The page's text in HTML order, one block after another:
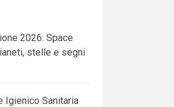
2026: Space
stelle e segni
Igienico Sanitaria